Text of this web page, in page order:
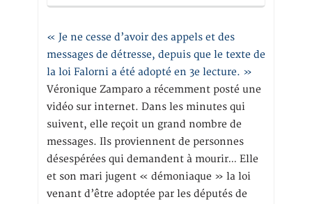
« Je ne cesse d’avoir des appels et des
messages de détresse, depuis que le texte de
la loi Falorni a été adopté en 3e lecture. »
Véronique Zamparo a récemment posté une
vidéo sur internet. Dans les minutes qui
suivent, elle reçoit un grand nombre de
messages. Ils proviennent de personnes
désespérées qui demandent à mourir… Elle
et son mari jugent « démoniaque » la loi
venant d’être adoptée par les députés de